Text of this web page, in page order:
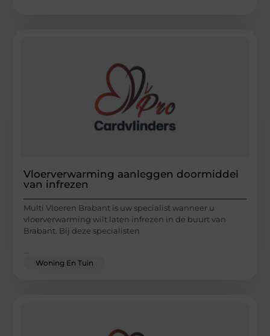
Vloerverwarming aanleggen doormiddel
van infrezen
Multi Vloeren Brabant is uw specialist wanneer u
vloerverwarming wilt laten infrezen in de buurt van
Brabant. Bij deze specialisten
...
Woning En Tuin